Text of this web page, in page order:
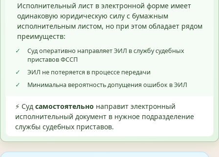
Исполнительный лист в электронной форме имеет
одинаковую юридическую силу с бумажным
исполнительным листом, но при этом обладает рядом
преимуществ:
✓
Суд оперативно направляет ЭИЛ в службу судебных
приставов ФССП
✓
ЭИЛ не потеряется в процессе передачи
✓
Минимальна вероятность допущения ошибок в ЭИЛ
⚡ Суд самостоятельно направит электронный
исполнительный документ в нужное подразделение
службы судебных приставов.